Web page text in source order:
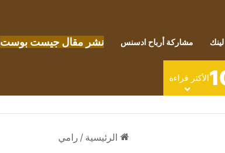
مشاركة أرباح ادسنس نشر مقال جيست بوست
الأكثر قراءة
الرئيسية / رامي